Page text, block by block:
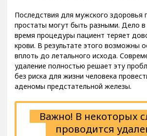
Последствия для мужского здоровья
простаты могут быть разными. Дело
время процедуры пациент теряет
крови. В результате этого возможны
вплоть до летального исхода.
удаление полностью решает эту
без риска для жизни человека
аденомы предстательной железы.
Важно! В некоторых
проводится